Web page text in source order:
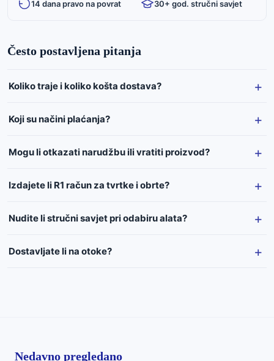
14 dana pravo na povrat 30+ god. stručni savjet
Često postavljena pitanja
Koliko traje i koliko košta dostava?
Koji su načini plaćanja?
Mogu li otkazati narudžbu ili vratiti proizvod?
Izdajete li R1 račun za tvrtke i obrte?
Nudite li stručni savjet pri odabiru alata?
Dostavljate li na otoke?
Nedavno pregledano